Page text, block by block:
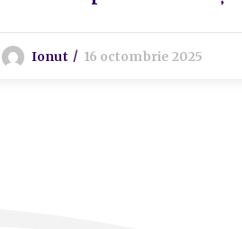
Ionut 16 octombrie 2025